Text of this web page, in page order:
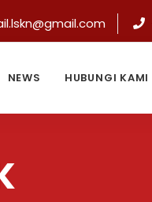
NEWS HUBUNGI KAMI
SLO